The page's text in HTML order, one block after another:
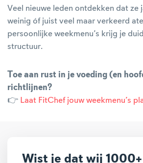
Veel nieuwe leden ontdekken dat ze
weinig óf juist veel maar verkeerd
persoonlijke weekmenu’s krijg je
structuur.
Toe aan rust in je voeding (en
richtlijnen?
👉 Laat FitChef jouw weekmenu’s
Wist je dat wij